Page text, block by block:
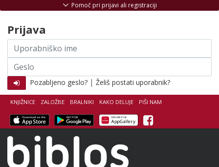
KNJIŽNICE ZALOŽBE BRALNIKI KAKO DELUJE PIŠI NAM
Facebook
Pomoč pri prijavi ali registraciji
Prijava
Uporabniško
ime
Geslo
Pozabljeno geslo? | Želiš postati uporabnik?